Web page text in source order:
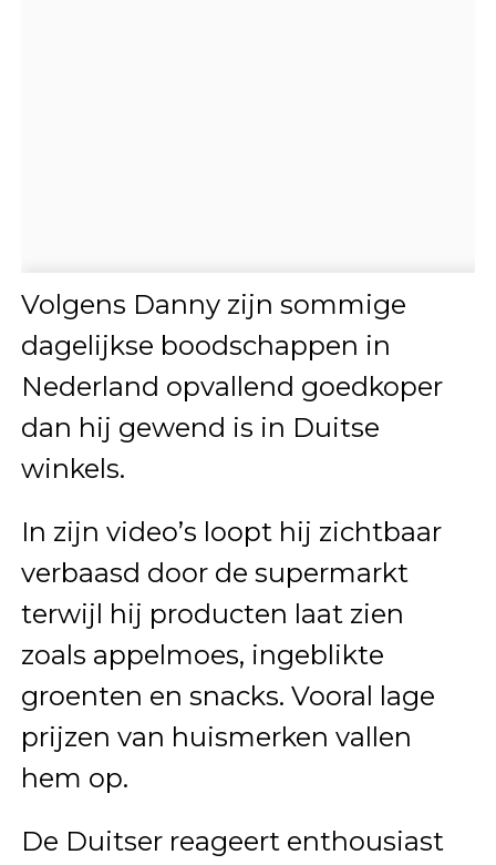
Volgens Danny zijn sommige
dagelijkse boodschappen in
Nederland opvallend goedkoper
dan hij gewend is in Duitse
winkels.
In zijn video’s loopt hij zichtbaar
verbaasd door de supermarkt
terwijl hij producten laat zien
zoals appelmoes, ingeblikte
groenten en snacks. Vooral lage
prijzen van huismerken vallen
hem op.
De Duitser reageert enthousiast